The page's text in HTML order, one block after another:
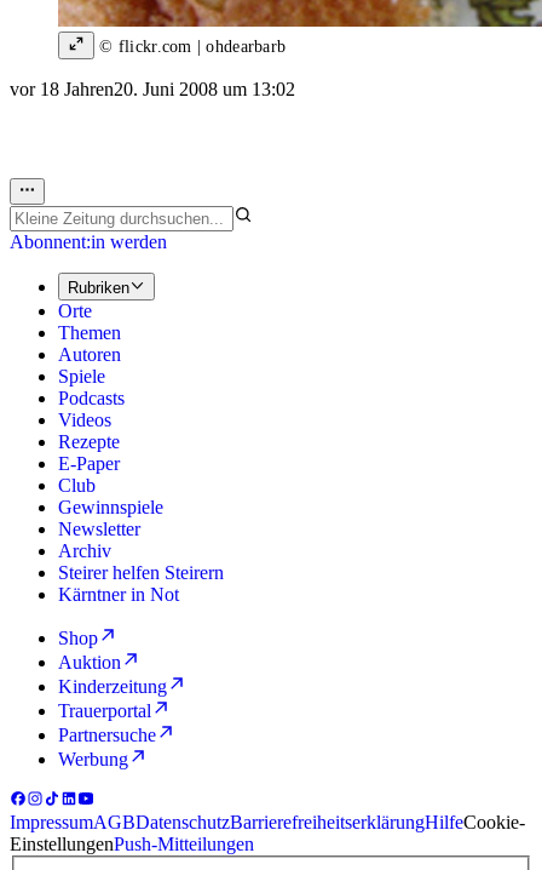
© flickr.com | ohdearbarb
vor 18 Jahren20. Juni 2008 um 13:02
Abonnent:in werden
Rubriken
Orte
Themen
Autoren
Spiele
Podcasts
Videos
Rezepte
E-Paper
Club
Gewinnspiele
Newsletter
Archiv
Steirer helfen Steirern
Kärntner in Not
Shop
Auktion
Kinderzeitung
Trauerportal
Partnersuche
Werbung
ImpressumAGBDatenschutzBarrierefreiheitserklärungHilfeCookie-
EinstellungenPush-Mitteilungen